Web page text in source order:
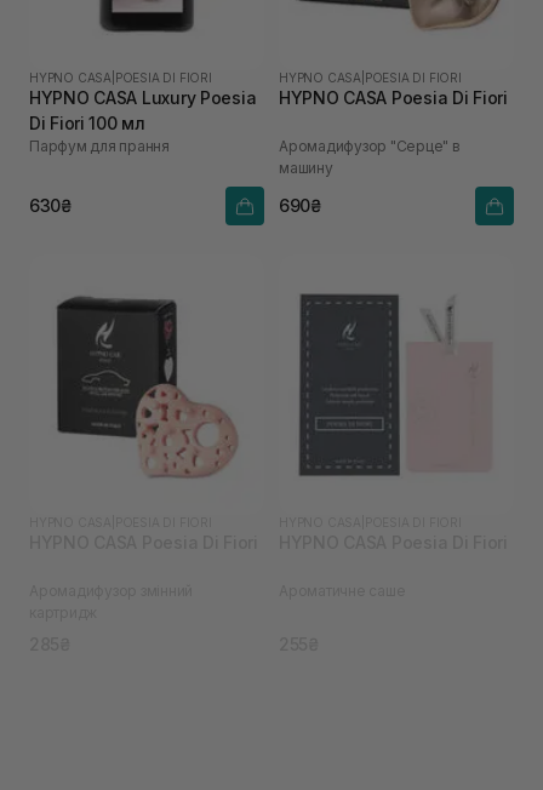
HYPNO CASA POESIA DI FIORI
HYPNO CASA Luxury Poesia
Di Fiori 100 мл
Парфум для прання
630₴
HYPNO CASA POESIA DI FIORI
HYPNO CASA Poesia Di Fiori
Аромадифузор "Серце" в
машину
690₴